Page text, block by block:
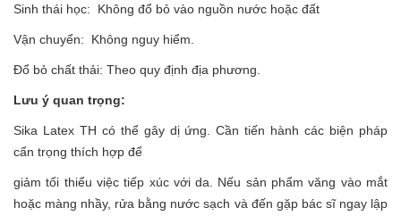
Sinh thái học: Không đổ bỏ vào nguồn nước hoặc đất
Vận chuyển: Không nguy hiểm.
Đổ bỏ chất thải: Theo quy định địa phương.
Lưu ý quan trọng:
Sika Latex TH có thể gây dị ứng. Cần tiến hành các biện pháp
cẩn trọng thích hợp để
giảm tối thiểu việc tiếp xúc với da. Nếu sản phẩm văng vào mắt
hoặc màng nhầy, rửa bằng nước sạch và đến gặp bác sĩ ngay lập